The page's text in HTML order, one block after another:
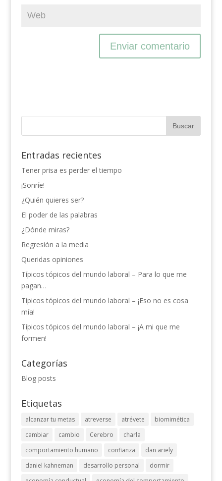
Entradas recientes
Tener prisa es perder el tiempo
¡Sonríe!
¿Quién quieres ser?
El poder de las palabras
¿Dónde miras?
Regresión a la media
Queridas opiniones
Típicos tópicos del mundo laboral – Para lo que me
pagan…
Típicos tópicos del mundo laboral – ¡Eso no es cosa
mía!
Típicos tópicos del mundo laboral – ¡A mi que me
formen!
Categorías
Blog posts
Etiquetas
alcanzar tu metas atreverse atrévete
biomimética
cambiar
cambio Cerebro
charla
comportamiento humano
confianza
dan ariely
daniel kahneman
desarrollo personal
dormir